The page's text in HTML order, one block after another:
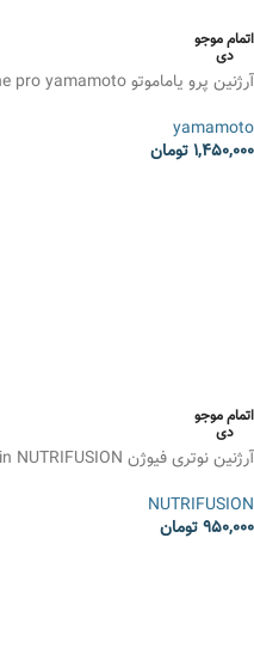
اتمام موجو
دی
آرژنین پرو یاماموتو arginine pro yamamoto
yamamoto
1,450,000تومان
اتمام موجو
دی
آرژنین نوتری فیوژن Arginin NUTRIFUSION
NUTRIFUSION
950,000تومان